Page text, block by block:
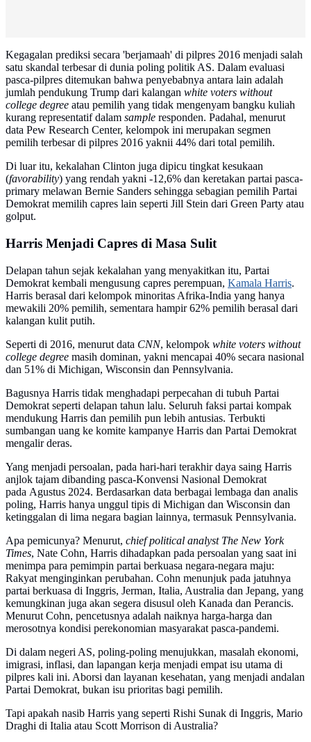
Kegagalan prediksi secara 'berjamaah' di pilpres 2016 menjadi salah
satu skandal terbesar di dunia poling politik AS. Dalam evaluasi
pasca-pilpres ditemukan bahwa penyebabnya antara lain adalah
jumlah pendukung Trump dari kalangan white voters without
college degree atau pemilih yang tidak mengenyam bangku kuliah
kurang representatif dalam sample responden. Padahal, menurut
data Pew Research Center, kelompok ini merupakan segmen
pemilih terbesar di pilpres 2016 yaknii 44% dari total pemilih.
Di luar itu, kekalahan Clinton juga dipicu tingkat kesukaan
(favorability) yang rendah yakni -12,6% dan keretakan partai pasca-
primary melawan Bernie Sanders sehingga sebagian pemilih Partai
Demokrat memilih capres lain seperti Jill Stein dari Green Party atau
golput.
Harris Menjadi Capres di Masa Sulit
Delapan tahun sejak kekalahan yang menyakitkan itu, Partai
Demokrat kembali mengusung capres perempuan, Kamala Harris.
Harris berasal dari kelompok minoritas Afrika-India yang hanya
mewakili 20% pemilih, sementara hampir 62% pemilih berasal dari
kalangan kulit putih.
Seperti di 2016, menurut data CNN, kelompok white voters without
college degree masih dominan, yakni mencapai 40% secara nasional
dan 51% di Michigan, Wisconsin dan Pennsylvania.
Bagusnya Harris tidak menghadapi perpecahan di tubuh Partai
Demokrat seperti delapan tahun lalu. Seluruh faksi partai kompak
mendukung Harris dan pemilih pun lebih antusias. Terbukti
sumbangan uang ke komite kampanye Harris dan Partai Demokrat
mengalir deras.
Yang menjadi persoalan, pada hari-hari terakhir daya saing Harris
anjlok tajam dibanding pasca-Konvensi Nasional Demokrat
pada Agustus 2024. Berdasarkan data berbagai lembaga dan analis
poling, Harris hanya unggul tipis di Michigan dan Wisconsin dan
ketinggalan di lima negara bagian lainnya, termasuk Pennsylvania.
Apa pemicunya? Menurut, chief political analyst The New York
Times, Nate Cohn, Harris dihadapkan pada persoalan yang saat ini
menimpa para pemimpin partai berkuasa negara-negara maju:
Rakyat menginginkan perubahan. Cohn menunjuk pada jatuhnya
partai berkuasa di Inggris, Jerman, Italia, Australia dan Jepang, yang
kemungkinan juga akan segera disusul oleh Kanada dan Perancis.
Menurut Cohn, pencetusnya adalah naiknya harga-harga dan
merosotnya kondisi perekonomian masyarakat pasca-pandemi.
Di dalam negeri AS, poling-poling menujukkan, masalah ekonomi,
imigrasi, inflasi, dan lapangan kerja menjadi empat isu utama di
pilpres kali ini. Aborsi dan layanan kesehatan, yang menjadi andalan
Partai Demokrat, bukan isu prioritas bagi pemilih.
Tapi apakah nasib Harris yang seperti Rishi Sunak di Inggris, Mario
Draghi di Italia atau Scott Morrison di Australia?